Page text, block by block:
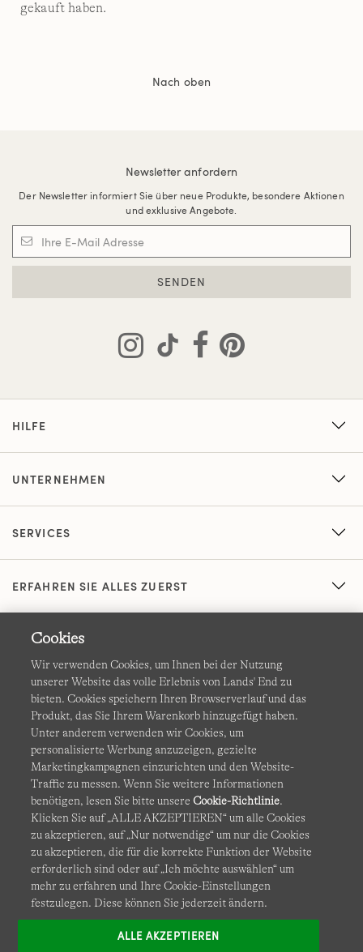
gekauft haben.
Nach oben
Newsletter anfordern
Der Newsletter informiert Sie über neue Produkte, besondere Aktionen
und exklusive Angebote.
SENDEN
HILFE
UNTERNEHMEN
SERVICES
ERFAHREN SIE ALLES ZUERST
AGB Datenschutz & Sicherheit
Cookies Ich möchte auswählen Barrierefreiheit
Site Map Internationale Websites
Diese Website ist durch reCAPTCHA geschützt. Es gelten die
Datenschutzerklärung undNutzungsbedingungenvon
Google.
Cookies
Wir verwenden Cookies, um Ihnen bei der Nutzung
unserer Website das volle Erlebnis von Lands' End zu
bieten. Cookies speichern Ihren Browserverlauf und das
Produkt, das Sie Ihrem Warenkorb hinzugefügt haben.
Unter anderem verwenden wir Cookies, um
personalisierte Werbung anzuzeigen, gezielte
Marketingkampagnen einzurichten und den Website-
Traffic zu messen. Wenn Sie weitere Informationen
benötigen, lesen Sie bitte unsereCookie-Richtlinie.
Klicken Sie auf „ALLE AKZEPTIEREN“ um alle Cookies
zu akzeptieren, auf „Nur notwendige“ um nur die Cookies
zu akzeptieren, die für die korrekte Funktion der Website
erforderlich sind oder auf „Ich möchte auswählen“ um
mehr zu erfahren und Ihre Cookie-Einstellungen
festzulegen. Diese können Sie jederzeit ändern.
ALLE AKZEPTIEREN